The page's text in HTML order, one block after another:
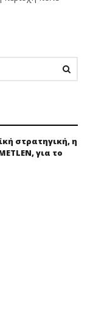
στρατηγική, η
για το